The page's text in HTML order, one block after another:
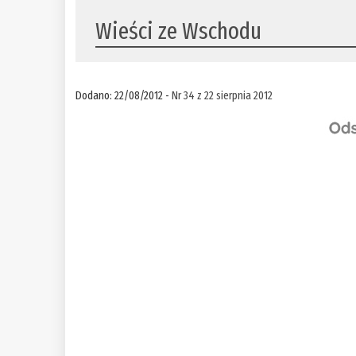
Wieści ze Wschodu
Dodano: 22/08/2012 -Nr 34 z 22 sierpnia 2012